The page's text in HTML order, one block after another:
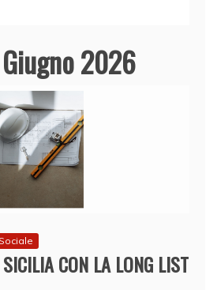
2026
Sociale
CON LA LONG LIST